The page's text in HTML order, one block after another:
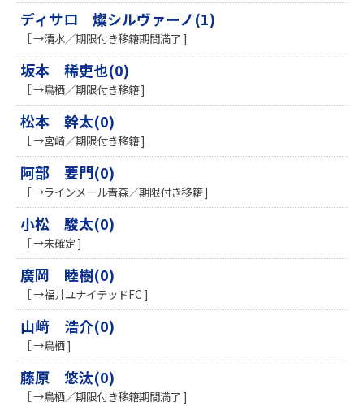
ディサロ 燦シルヴァーノ(1)
［ →清水／期限付き移籍期間満了 ]
坂本 稀吏也(0)
［ →鳥栖／期限付き移籍 ]
松本 幹太(0)
［ →宮崎／期限付き移籍 ]
阿部 要門(0)
［ →ラインメール青森／期限付き移籍 ]
小松 駿太(0)
［ →未確定 ]
廣岡 睦樹(0)
［ →福井ユナイテッドFC ]
山﨑 浩介(0)
［ →鳥栖 ]
藤原 悠汰(0)
［ →鳥栖／期限付き移籍期間満了 ]